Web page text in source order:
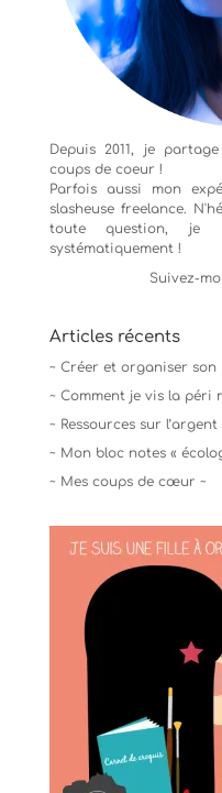
Depuis 2011, je
coups de coeur !
Parfois aussi mon
slasheuse freelance.
toute question, je
systématiquement !
Suivez-
Articles récents
~ Créer et organiser son
~ Comment je vis la péri
~ Ressources sur l’argent
~ Mon bloc notes «
~ Mes coups de cœur ~